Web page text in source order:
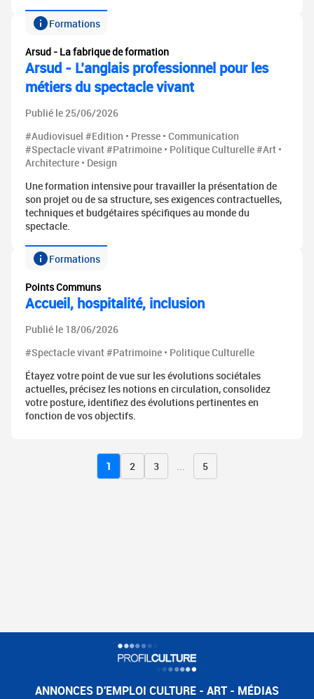
Formations
Arsud - La fabrique de formation
Arsud - L’anglais professionnel pour les
métiers du spectacle vivant
Publié le 25/06/2026
#Audiovisuel #Edition • Presse • Communication
#Spectacle vivant #Patrimoine • Politique Culturelle #Art •
Architecture • Design
Une formation intensive pour travailler la présentation de
son projet ou de sa structure, ses exigences contractuelles,
techniques et budgétaires spécifiques au monde du
spectacle.
Formations
Points Communs
Accueil, hospitalité, inclusion
Publié le 18/06/2026
#Spectacle vivant #Patrimoine • Politique Culturelle
Étayez votre point de vue sur les évolutions sociétales
actuelles, précisez les notions en circulation, consolidez
votre posture, identifiez des évolutions pertinentes en
fonction de vos objectifs.
1 2 3 ... 5
ANNONCES D'EMPLOI CULTURE - ART - MÉDIAS